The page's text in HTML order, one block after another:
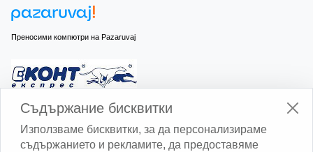
Преносими компютри на Pazaruvaj
Изчисли доставката с Еконт
Съдържание бисквитки
Използваме бисквитки, за да персонализираме
съдържанието и рекламите, да предоставяме